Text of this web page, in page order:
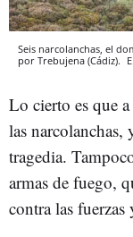
Seis narcolanchas, el
por Trebujena (Cádiz).
Lo cierto es que
las narcolanchas,
tragedia.
armas de fuego,
contra las